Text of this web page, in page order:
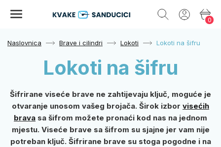
0
Naslovnica Brave i cilindri Lokoti Lokoti na šifru
Lokoti na šifru
Šifrirane viseće brave ne zahtijevaju ključ, moguće je
otvaranje unosom vašeg brojača. Širok izbor visećih
brava sa šifrom možete pronaći kod nas na jednom
mjestu. Viseće brave sa šifrom su sjajne jer vam nije
potreban ključ. Šifrirane brave su stoga pogodne i na